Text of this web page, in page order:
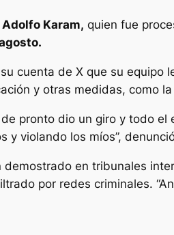
Karam, quien fue
cuenta de X que su equipo
y otras medidas, como
pronto dio un giro y todo el
violando los míos”,
en tribunales
por redes criminales.